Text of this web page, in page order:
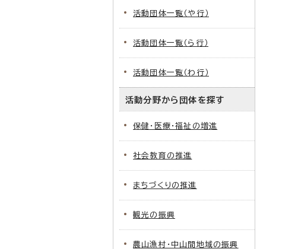
活動団体一覧（や行）
活動団体一覧（ら行）
活動団体一覧（わ行）
活動分野から団体を探す
保健・医療・福祉の増進
社会教育の推進
まちづくりの推進
観光の振興
農山漁村・中山間地域の振興